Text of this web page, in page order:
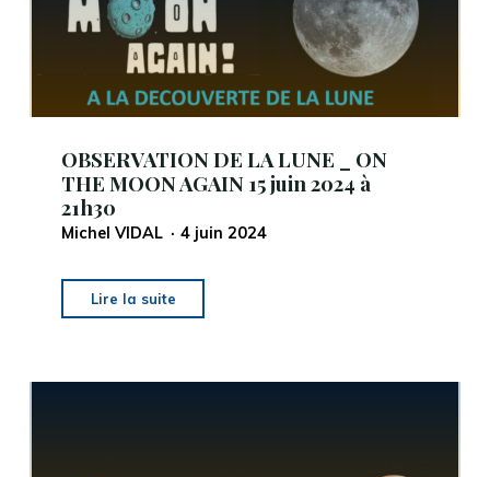
_
7
juin
2025
_
sur-
OBSERVATION DE LA LUNE _ ON
THE MOON AGAIN 15 juin 2024 à
21h30
Michel VIDAL 4 juin 2024
Lire la suite
DE
LUNE